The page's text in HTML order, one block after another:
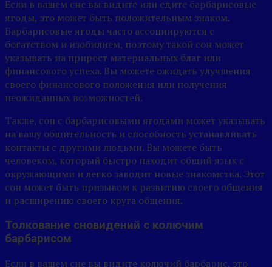
Если в вашем сне вы видите или едите барбарисовые
ягоды, это может быть положительным знаком.
Барбарисовые ягоды часто ассоциируются с
богатством и изобилием, поэтому такой сон может
указывать на прирост материальных благ или
финансового успеха. Вы можете ожидать улучшения
своего финансового положения или получения
неожиданных возможностей.
Также, сон с барбарисовыми ягодами может указывать
на вашу общительность и способность устанавливать
контакты с другими людьми. Вы можете быть
человеком, который быстро находит общий язык с
окружающими и легко заводит новые знакомства. Этот
сон может быть призывом к развитию своего общения
и расширению своего круга общения.
Толкование сновидений с колючим
барбарисом
Если в вашем сне вы видите колючий барбарис, это